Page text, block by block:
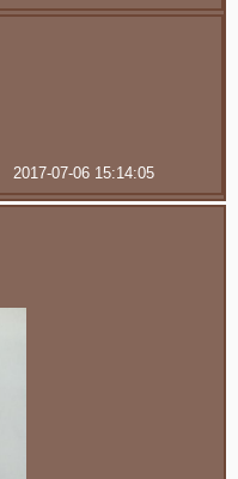
2017-07-06 15:14:05